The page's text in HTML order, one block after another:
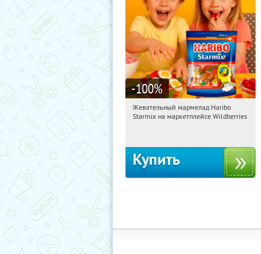
-100%
14:42:13 Получили:
Жевательный мармелад Haribo
Starmix на маркетплейсе Wildberries
Купить